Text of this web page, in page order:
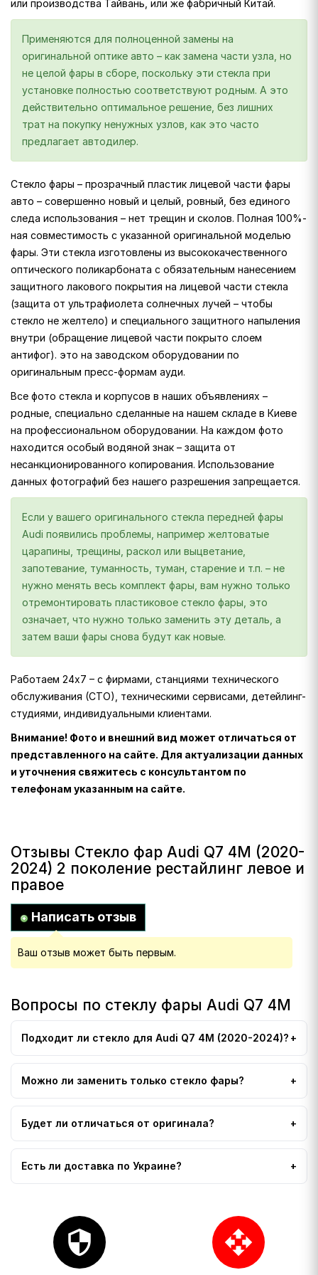
или производства Тайвань, или же фабричный Китай.
Применяются для полноценной замены на
оригинальной оптике авто – как замена части узла, но
не целой фары в сборе, поскольку эти стекла при
установке полностью соответствуют родным. А это
действительно оптимальное решение, без лишних
трат на покупку ненужных узлов, как это часто
предлагает автодилер.
Стекло фары – прозрачный пластик лицевой части фары
авто – совершенно новый и целый, ровный, без единого
следа использования – нет трещин и сколов. Полная 100%-
ная совместимость с указанной оригинальной моделью
фары. Эти стекла изготовлены из высококачественного
оптического поликарбоната с обязательным нанесением
защитного лакового покрытия на лицевой части стекла
(защита от ультрафиолета солнечных лучей – чтобы
стекло не желтело) и специального защитного напыления
внутри (обращение лицевой части покрыто слоем
антифог). это на заводском оборудовании по
оригинальным пресс-формам ауди.
Все фото стекла и корпусов в наших объявлениях –
родные, специально сделанные на нашем складе в Киеве
на профессиональном оборудовании. На каждом фото
находится особый водяной знак – защита от
несанкционированного копирования. Использование
данных фотографий без нашего разрешения запрещается.
Если у вашего оригинального стекла передней фары
Audi появились проблемы, например желтоватые
царапины, трещины, раскол или выцветание,
запотевание, туманность, туман, старение и т.п. – не
нужно менять весь комплект фары, вам нужно только
отремонтировать пластиковое стекло фары, это
означает, что нужно только заменить эту деталь, а
затем ваши фары снова будут как новые.
Работаем 24х7 – с фирмами, станциями технического
обслуживания (СТО), техническими сервисами, детейлинг-
студиями, индивидуальными клиентами.
Внимание! Фото и внешний вид может отличаться от
представленного на сайте. Для актуализации данных
и уточнения свяжитесь с консультантом по
телефонам указанным на сайте.
Отзывы Стекло фар Audi Q7 4M (2020-
2024) 2 поколение рестайлинг левое и
правое
Написать отзыв
Ваш отзыв может быть первым.
Вопросы по стеклу фары Audi Q7 4M
Подходит ли стекло для Audi Q7 4M (2020-2024)?
Можно ли заменить только стекло фары?
Будет ли отличаться от оригинала?
Есть ли доставка по Украине?
security open_with